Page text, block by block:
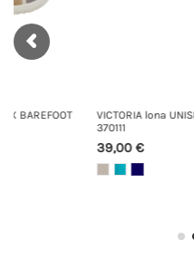
VICTORIA lona UNISEX BAREFOOT